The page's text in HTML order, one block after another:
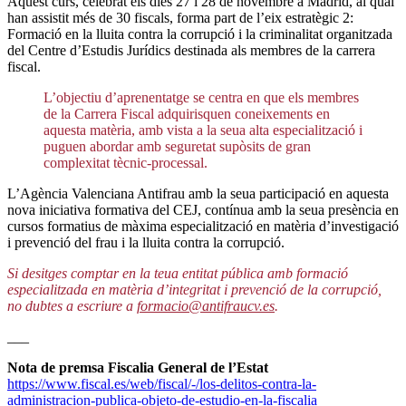
han assistit més de 30 fiscals, forma part de l’eix estratègic 2:
Formació en la lluita contra la corrupció i la criminalitat organitzada
del Centre d’Estudis Jurídics destinada als membres de la carrera
fiscal.
L’objectiu d’aprenentatge se centra en que els membres
de la Carrera Fiscal adquirisquen coneixements en
aquesta matèria, amb vista a la seua alta especialització i
puguen abordar amb seguretat supòsits de gran
complexitat tècnic-processal.
L’Agència Valenciana Antifrau amb la seua participació en aquesta
nova iniciativa formativa del CEJ, contínua amb la seua presència en
cursos formatius de màxima especialització en matèria d’investigació
i prevenció del frau i la lluita contra la corrupció.
Si desitges comptar en la teua entitat pública amb formació
especialitzada en matèria d’integritat i prevenció de la corrupció,
no dubtes a escriure a formacio@antifraucv.es.
Nota de premsa Fiscalia General de l’Estat
https://www.fiscal.es/web/fiscal/-/los-delitos-contra-la-
administracion-publica-objeto-de-estudio-en-la-fiscalia